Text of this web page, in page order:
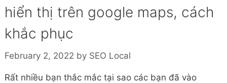
hiển thị trên google maps, cách
khắc phục
February 2, 2022 by SEO Local
Rất nhiều bạn thắc mắc tại sao các bạn đã vào